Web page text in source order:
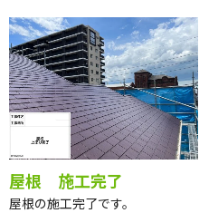
屋根 施工完了
屋根の施工完了です。